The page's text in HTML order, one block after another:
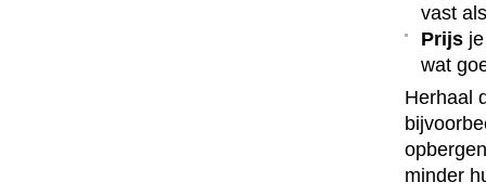
vast
Prijs
wat
Herhaal
minder